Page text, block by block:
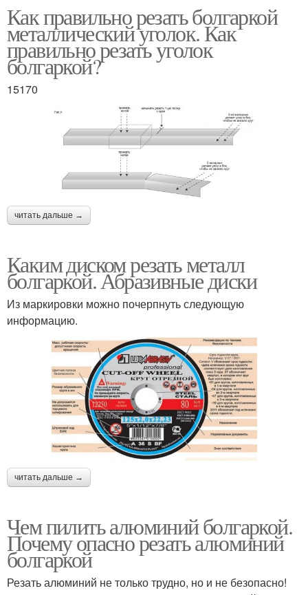
Как правильно резать болгаркой
металлический уголок. Как
правильно резать уголок
болгаркой?
15170
читать дальше →
Каким диском резать металл
болгаркой. Абразивные диски
Из маркировки можно почерпнуть следующую
информацию.
читать дальше →
Чем пилить алюминий болгаркой.
Почему опасно резать алюминий
болгаркой
Резать алюминий не только трудно, но и не безопасно!